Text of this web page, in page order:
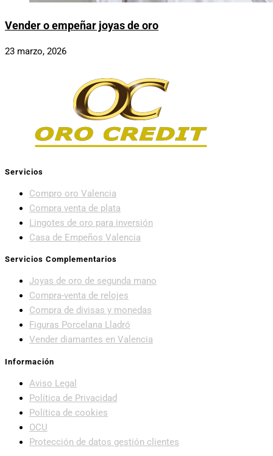
Vender o empeñar joyas de oro
23 marzo, 2026
Servicios
Compro oro Valencia
Compra venta de plata
Lingotes de oro para inversión
Casa de Empeños Valencia
Servicios Complementarios
Joyas de oro de segunda mano
Compra-venta de relojes
Compra de divisas y monedas
Figuras Porcelana Lladró
Vender diamantes en Valencia
Información
Aviso Legal
Política de Privacidad
Política de cookies
OCU
Protección de datos gestión clientes